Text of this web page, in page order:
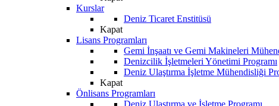
Kurslar
Deniz Ticaret Enstitüsü
Kapat
Lisans Programları
Gemi İnşaatı ve Gemi Makineleri
Denizcilik İşletmeleri Yönetimi Programı
Deniz Ulaştırma İşletme Mühendisliği
Kapat
Önlisans Programları
Deniz Ulaştırma ve İşletme Programı